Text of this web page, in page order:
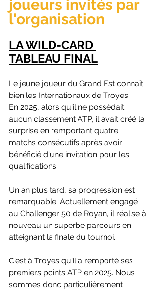
joueurs invités par
l'organisation
LA WILD-CARD
TABLEAU FINAL
Le jeune joueur du Grand Est connaît
bien les Internationaux de Troyes.
En 2025, alors qu'il ne possédait
aucun classement ATP, il avait créé la
surprise en remportant quatre
matchs consécutifs après avoir
bénéficié d'une invitation pour les
qualifications.
Un an plus tard, sa progression est
remarquable. Actuellement engagé
au Challenger 50 de Royan, il réalise à
nouveau un superbe parcours en
atteignant la finale du tournoi.
C'est à Troyes qu'il a remporté ses
premiers points ATP en 2025. Nous
sommes donc particulièrement